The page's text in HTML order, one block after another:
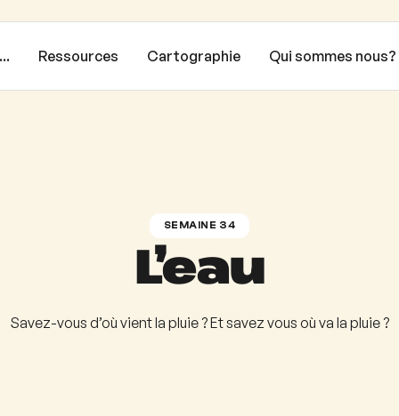
Ressources Cartographie Qui sommes nous?
SEMAINE 34
L’eau
Savez-vous d’où vient la pluie ? Et savez vous où va la pluie ?